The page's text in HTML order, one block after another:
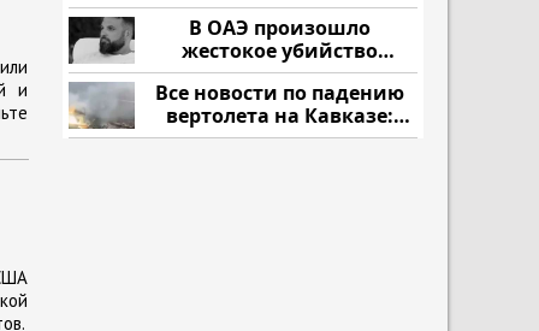
и
В ОАЭ произошло
жестокое убийство
криптомиллионера
Все новости по падению
вертолета на Кавказе:
читать здесь